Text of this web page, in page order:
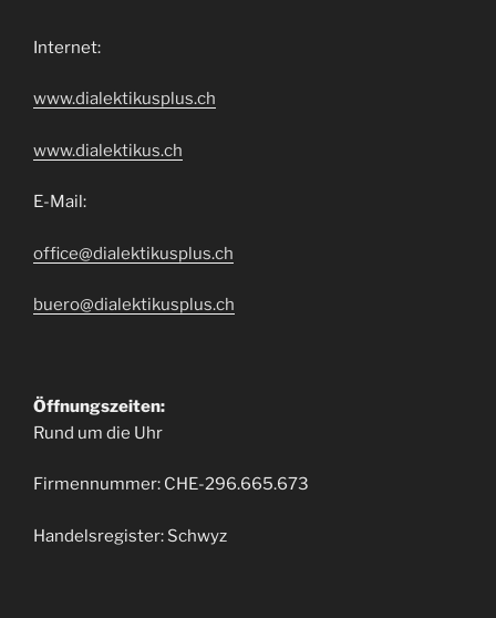
Internet:
www.dialektikusplus.ch
www.dialektikus.ch
E-Mail:
office@dialektikusplus.ch
buero@dialektikusplus.ch
Öffnungszeiten:
Rund um die Uhr
Firmennummer: CHE-296.665.673
Handelsregister: Schwyz